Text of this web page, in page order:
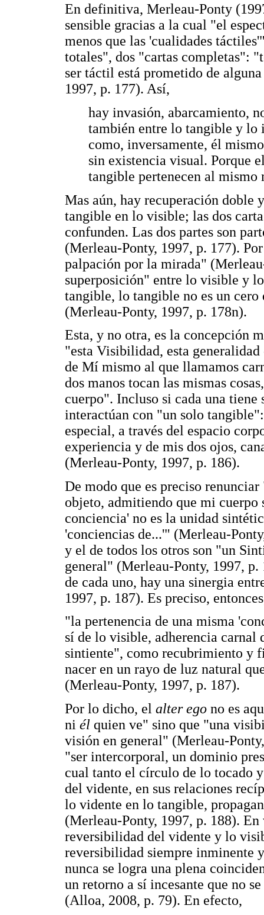
En definitiva, Merleau-Ponty
sensible gracias a la cual "el
menos que las 'cualidades
totales", dos "cartas completas":
ser táctil está prometido de
1997, p. 177). Así,
hay invasión, abarcamiento,
también entre lo tangible y lo
como, inversamente, él
sin existencia visual. Porque
tangible pertenecen al mismo
Mas aún, hay recuperación
tangible en lo visible; las dos
confunden. Las dos partes son
(Merleau-Ponty, 1997, p. 177).
palpación por la mirada"
superposición" entre lo visible y
tangible, lo tangible no es un
(Merleau-Ponty, 1997, p. 178n).
Esta, y no otra, es la concepción
"esta Visibilidad, esta
de Mí mismo al que llamamos
dos manos tocan las mismas
cuerpo". Incluso si cada una
interactúan con "un solo
especial, a través del espacio
experiencia y de mis dos ojos,
(Merleau-Ponty, 1997, p. 186).
De modo que es preciso
objeto, admitiendo que mi
conciencia' no es la unidad
'conciencias de...'" (Merleau-
y el de todos los otros son "un
general" (Merleau-Ponty, 1997,
de cada uno, hay una sinergia
1997, p. 187). Es preciso,
"la pertenencia de una misma
sí de lo visible, adherencia
sintiente", como recubrimiento y
nacer en un rayo de luz natural
(Merleau-Ponty, 1997, p. 187).
Por lo dicho, el alter ego no es
ni él quien ve" sino que "una
visión en general" (Merleau-
"ser intercorporal, un dominio
cual tanto el círculo de lo tocado
del vidente, en sus relaciones
lo vidente en lo tangible,
(Merleau-Ponty, 1997, p. 188).
reversibilidad del vidente y lo
reversibilidad siempre inminente
nunca se logra una plena
un retorno a sí incesante que no
(Alloa, 2008, p. 79). En efecto,